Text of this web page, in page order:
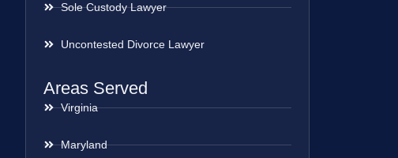
Sole Custody Lawyer
Uncontested Divorce Lawyer
Areas Served
Virginia
Maryland